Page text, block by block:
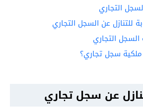
التجاري
للتنازل عن السجل التجاري
التجاري
سجل تجاري؟
عن سجل تجاري